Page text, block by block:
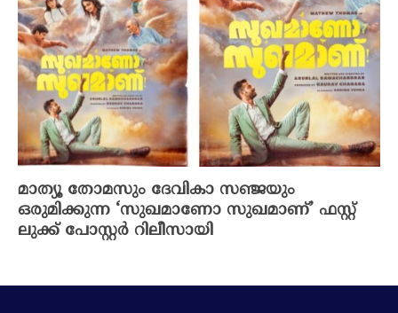
മാത്യൂ തോമസും ദേവികാ സഞ്ജയും
ഒരുമിക്കുന്ന ‘സുഖമാണോ സുഖമാണ്’ ഫസ്റ്റ്
ലുക്ക് പോസ്റ്റർ റിലീസായി